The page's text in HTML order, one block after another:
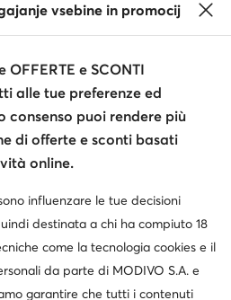
paese: Italia (IT)
2026
vsebine in promocij
e SCONTI
alle tue preferenze ed
consenso puoi rendere più
di offerte e sconti basati
online.
influenzare le tue decisioni
destinata a chi ha compiuto 18
come la tecnologia cookies e il
da parte di MODIVO S.A. e
garantire che tutti i contenuti